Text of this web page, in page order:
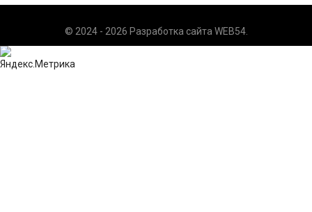
© 2024 - 2026 Разработка сайта WEB54.